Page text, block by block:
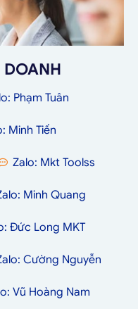
DOANH
Phạm Tuân
Minh Tiến
Zalo: Mkt Toolss
Minh Quang
Đức Long MKT
Cường Nguyễn
Vũ Hoàng Nam